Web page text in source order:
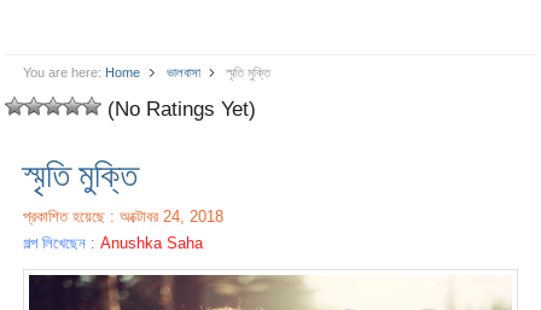
You are here: Home ভালবাসা স্মৃতি মুক্তি
(No Ratings Yet)
স্মৃতি মুক্তি
প্রকাশিত হয়েছে : অক্টোবর 24, 2018
গল্প লিখেছেন :Anushka Saha